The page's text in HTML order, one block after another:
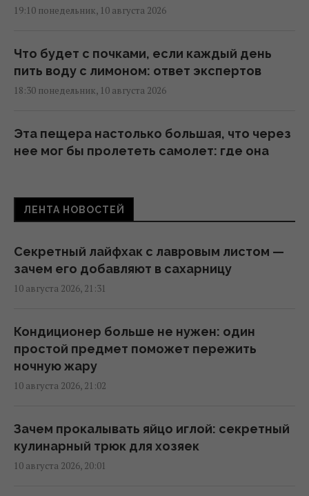
19:10 понедельник, 10 августа 2026
Что будет с почками, если каждый день
пить воду с лимоном: ответ экспертов
18:30 понедельник, 10 августа 2026
Эта пещера настолько большая, что через
нее мог бы пролететь самолет: где она
эмоционально заступилась за Галкина с
Пугачевой
17:51 понедельник, 10 августа 2026
Дело не только в зернах: эксперт
рассказал, как приготовить по-
настоящему вкусный кофе дома
17:25 понедельник, 10 августа 2026
4 фразы, которые часто повторяют люди с
низким эмоциональным интеллектом
17:23 понедельник, 10 августа 2026
ЛЕНТА НОВОСТЕЙ
Секретный лайфхак с лавровым листом —
зачем его добавляют в сахарницу
10 августа 2026, 21:31
Кондиционер больше не нужен: один
простой предмет поможет пережить
ночную жару
10 августа 2026, 21:02
Зачем прокалывать яйцо иглой: секретный
кулинарный трюк для хозяек
10 августа 2026, 20:01